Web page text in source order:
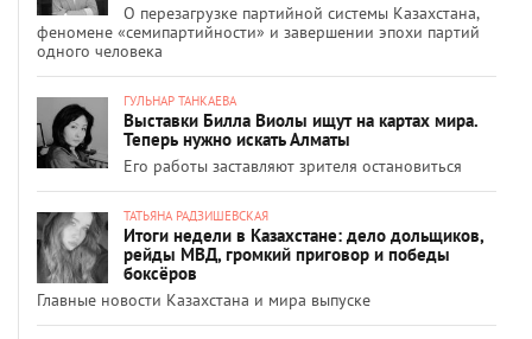
О перезагрузке партийной системы Казахстана,
феномене «семипартийности» и завершении эпохи партий
одного человека
ГУЛЬНАР ТАНКАЕВА
Выставки Билла Виолы ищут на картах мира.
Теперь нужно искать Алматы
Его работы заставляют зрителя остановиться
ТАТЬЯНА РАДЗИШЕВСКАЯ
Итоги недели в Казахстане: дело дольщиков,
рейды МВД, громкий приговор и победы
боксёров
Главные новости Казахстана и мира выпуске